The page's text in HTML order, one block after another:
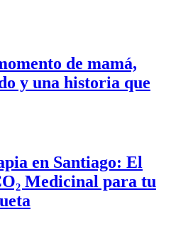
de mamá,
y una historia que
en Santiago: El
Medicinal para tu